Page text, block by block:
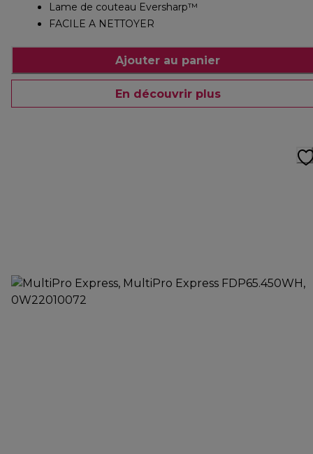
Lame de couteau Eversharp™
FACILE A NETTOYER
Ajouter au panier
En découvrir plus